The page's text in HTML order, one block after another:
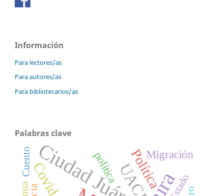
Información
Para lectores/as
Para autores/as
Para bibliotecarios/as
Palabras clave
Ciudad Juárez
UACJ
Política
política Migración
Cuento
Estado